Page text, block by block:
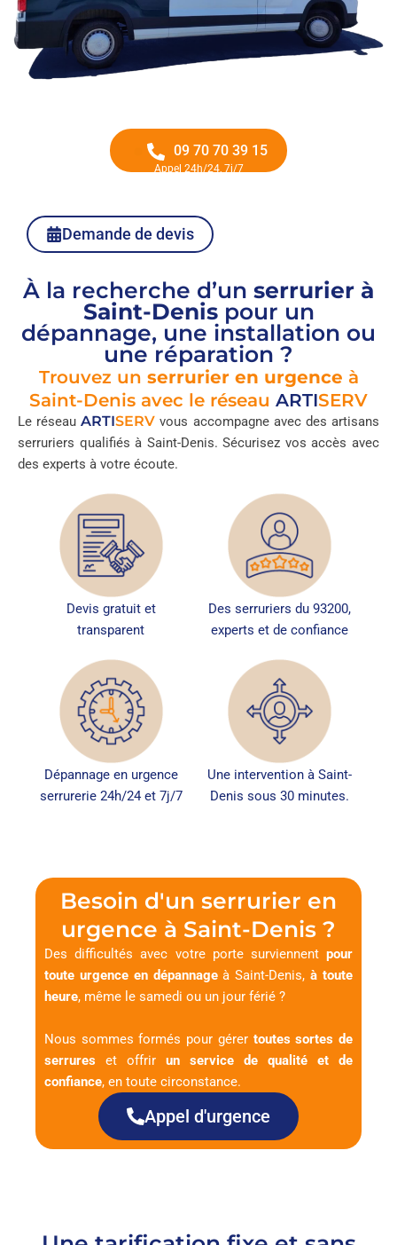
09 70 70 39 15
Appel 24h/24, 7j/7
Demande de devis
À la recherche d’un serrurier à
Saint-Denispour un
dépannage, une installation ou
une réparation ?
Trouvez un serrurier en urgence à
Saint-Denis avec le réseau ARTISERV
Le réseauARTISERVvous accompagne avec des artisans
serruriers qualifiés à Saint-Denis. Sécurisez vos accès avec
des experts à votre écoute.
Devis gratuit et
transparent
Des serruriers du 93200,
experts et de confiance
Dépannage en urgence
serrurerie 24h/24 et 7j/7
Une intervention à Saint-
Denis sous 30 minutes.
Besoin d'un serrurier en
urgence à Saint-Denis ?
Des difficultés avec votre porte surviennent pour
toute urgence en dépannageà Saint-Denis,à toute
heure, même le samedi ou un jour férié ?
Nous sommes formés pour gérer toutes sortes de
serrures et offrir un service de qualité et de
confiance, en toute circonstance.
Appel d'urgence